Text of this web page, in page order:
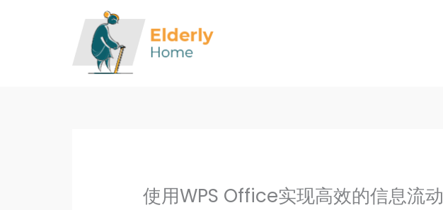
使用WPS Office实现高效的信息流动